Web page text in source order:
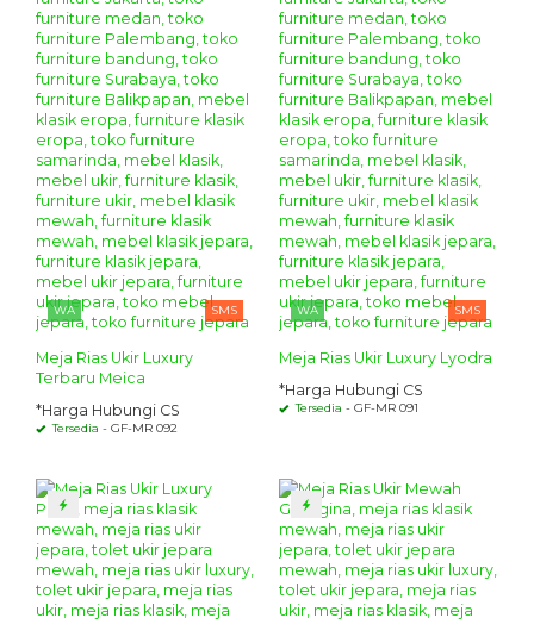
WA SMS
Meja Rias Ukir Luxury
Terbaru Meica
*Harga Hubungi CS
Tersedia - GF-MR 092
WA SMS
Meja Rias Ukir Luxury Lyodra
*Harga Hubungi CS
Tersedia - GF-MR 091